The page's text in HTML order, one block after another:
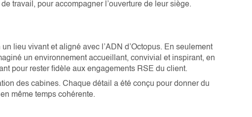
travail, pour accompagner l’ouverture de leur siège.
lieu vivant et aligné avec l’ADN d’Octopus. En seulement
un environnement accueillant, convivial et inspirant, en
pour rester fidèle aux engagements RSE du client.
des cabines. Chaque détail a été conçu pour donner du
même temps cohérente.